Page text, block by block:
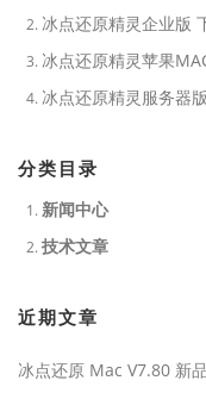
冰点还原精灵企业版
冰点还原精灵苹果
冰点还原精灵服务器
分类目录
新闻中心
技术文章
近期文章
冰点还原 Mac V7.80 新